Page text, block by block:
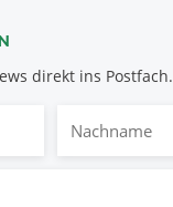
direkt ins Postfach.